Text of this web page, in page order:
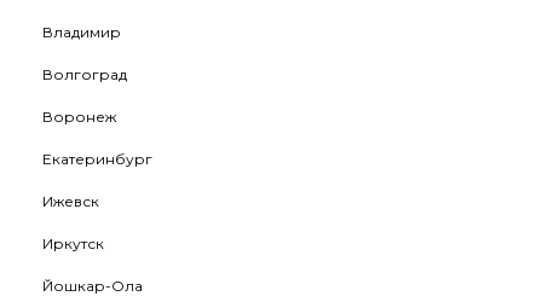
Владимир
Волгоград
Воронеж
Екатеринбург
Ижевск
Иркутск
Йошкар-Ола